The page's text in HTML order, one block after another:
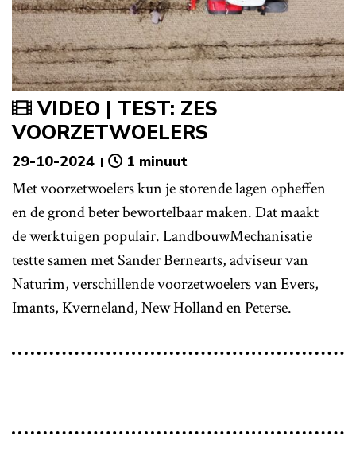
VIDEO | TEST: ZES
VOORZETWOELERS
29-10-2024 1 minuut
Met voorzetwoelers kun je storende lagen opheffen
en de grond beter bewortelbaar maken. Dat maakt
de werktuigen populair. LandbouwMechanisatie
testte samen met Sander Bernearts, adviseur van
Naturim, verschillende voorzetwoelers van Evers,
Imants, Kverneland, New Holland en Peterse.